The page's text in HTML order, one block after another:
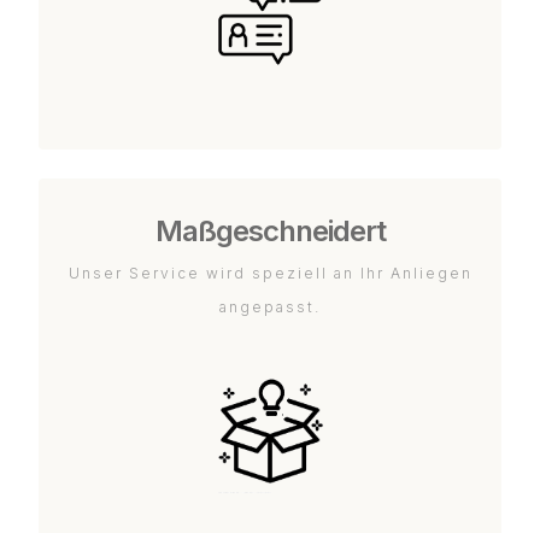
Maßgeschneidert
Unser Service wird speziell an Ihr Anliegen
angepasst.